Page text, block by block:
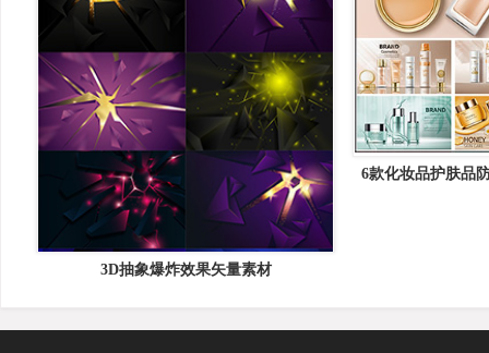
6款化妆品护肤品
3D抽象爆炸效果矢量素材